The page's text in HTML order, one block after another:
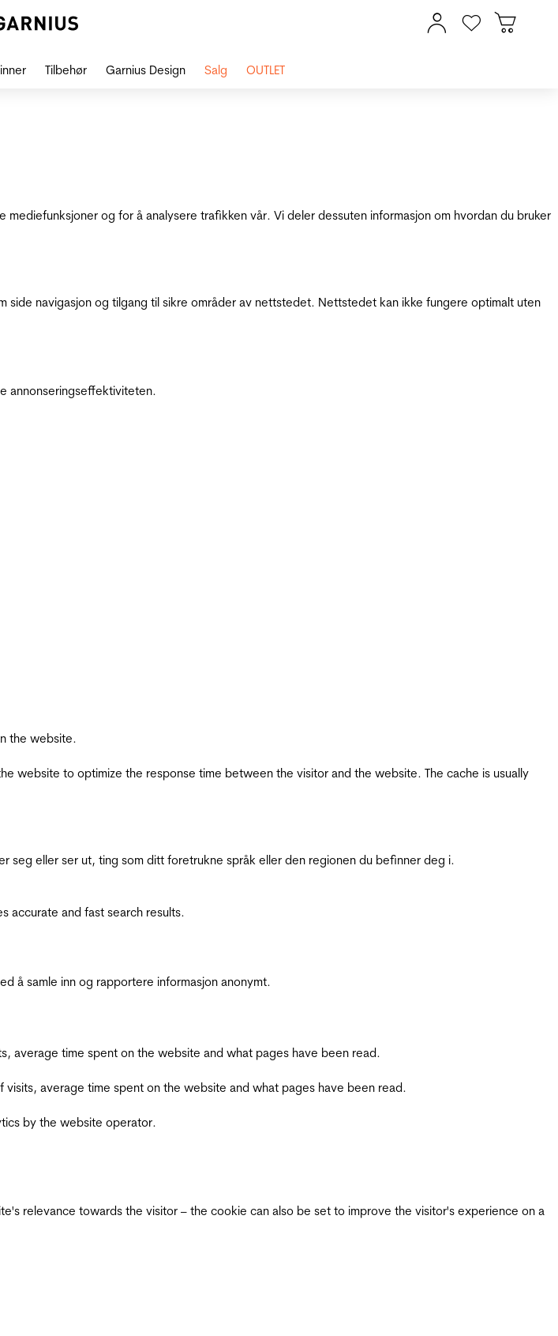
og for å analysere trafikken vår. Vi deler dessuten informasjon om hvordan du bruker
navigasjon og tilgang til sikre områder av nettstedet. Nettstedet kan ikke fungere optimalt uten
annonseringseffektiviteten.
the website.
website to optimize the response time between the visitor and the website. The cache is usually
eller ser ut, ting som ditt foretrukne språk eller den regionen du befinner deg i.
accurate and fast search results.
å samle inn og rapportere informasjon anonymt.
average time spent on the website and what pages have been read.
average time spent on the website and what pages have been read.
by the website operator.
relevance towards the visitor – the cookie can also be set to improve the visitor's experience on a
Tilbehør Garnius Design Salg OUTLET